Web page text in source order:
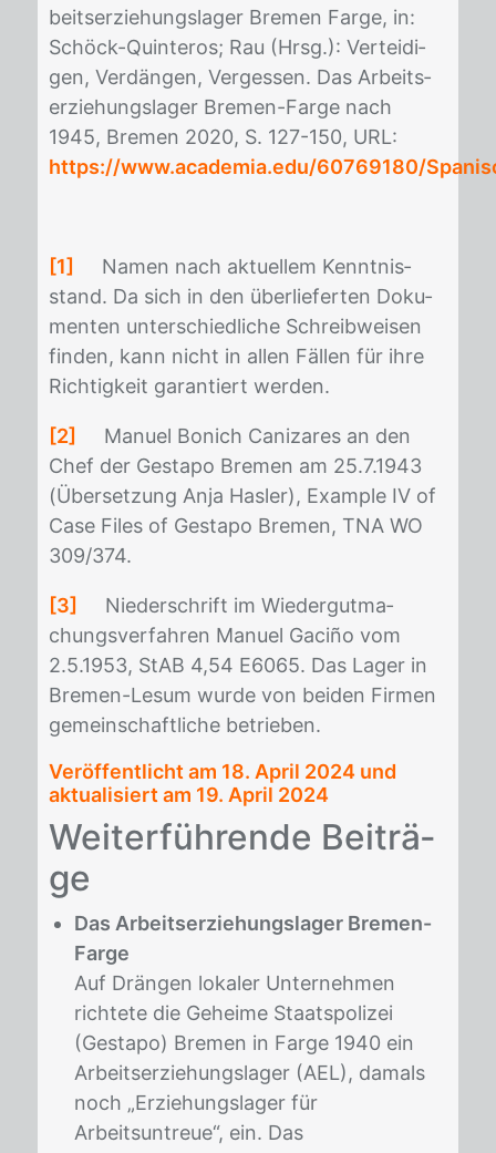
beits­er­zie­hungs­la­ger Bre­men Far­ge, in:
Schöck-Quin­te­ros; Rau (Hrsg.): Ver­tei­di­
gen, Ver­dängen, Ver­ges­sen. Das Ar­beits­
er­zie­hungs­la­ger Bre­men-Far­ge nach
1945, Bre­men 2020, S. 127-150, URL:
https://www.academia.edu/60769180/
[1] Na­men nach ak­tu­el­lem Kennt­nis­
stand. Da sich in den über­lie­fer­ten Do­ku­
men­ten un­ter­schied­li­che Schreib­wei­sen
fin­den, kann nicht in al­len Fäl­len für ihre
Rich­tig­keit ga­ran­tiert wer­den.
[2] Ma­nu­el Bo­nich Ca­ni­za­res an den
Chef der Ge­sta­po Bre­men am 25.7.1943
(Über­set­zung Anja Has­ler), Ex­amp­le IV of
Case Files of Ge­sta­po Bre­men, TNA WO
309/​374.
[3] Nie­der­schrift im Wie­der­gut­ma­
chungs­ver­fah­ren Ma­nu­el Ga­ciño vom
2.5.1953, StAB 4,54 E6065. Das La­ger in
Bre­men-Les­um wur­de von bei­den Fir­men
ge­mein­schaft­li­che be­trie­ben.
Veröffentlicht am 18. April 2024 und
aktualisiert am 19. April 2024
Wei­ter­füh­ren­de Bei­trä­
ge
Das Arbeitserziehungslager Bremen-
Farge
Auf Drängen lokaler Unternehmen
richtete die Geheime Staatspolizei
(Gestapo) Bremen in Farge 1940 ein
Arbeitserziehungslager (AEL), damals
noch „Erziehungslager für
Arbeitsuntreue“, ein. Das